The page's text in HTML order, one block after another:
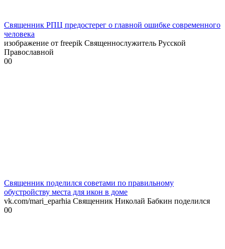
Священник РПЦ предостерег о главной ошибке современного
человека
изображение от freepik Священнослужитель Русской
Православной
00
Священник поделился советами по правильному
обустройству места для икон в доме
vk.com/mari_eparhia Священник Николай Бабкин поделился
00